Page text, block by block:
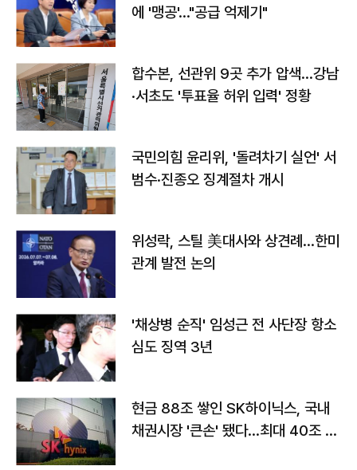
에 '맹공'…"공급 억제기"
합수본, 선관위 9곳 추가 압색…강남
·서초도 '투표율 허위 입력' 정황
국민의힘 윤리위, '돌려차기 실언' 서
범수·진종오 징계절차 개시
위성락, 스틸 美대사와 상견례…한미
관계 발전 논의
'채상병 순직' 임성근 전 사단장 항소
심도 징역 3년
현금 88조 쌓인 SK하이닉스, 국내
채권시장 '큰손' 됐다…최대 40조 투